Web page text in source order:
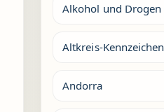
Alkohol und Drogen
Altkreis-Kennzeichen
Andorra